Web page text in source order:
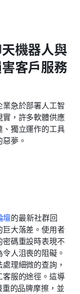
機器人與
客戶服務
急於部署人工智
，許多軟體供應
獨立運作的工具
夢。
壇的最新社群回
大落差。使用者
碼重設時表現不
人沮喪的阻礙。
理細微的查詢，
服的途徑。這導
的品牌摩擦，並